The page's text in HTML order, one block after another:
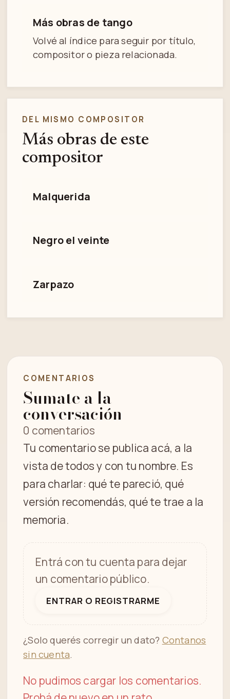
Más obras de tango
Volvé al índice para seguir por título,
compositor o pieza relacionada.
DEL MISMO COMPOSITOR
Más obras de este
compositor
Malquerida
Negro el veinte
Zarpazo
COMENTARIOS
Sumate a la
conversación
0 comentarios
Tu comentario se publica acá, a la
vista de todos y con tu nombre. Es
para charlar: qué te pareció, qué
versión recomendás, qué te trae a la
memoria.
Entrá con tu cuenta para dejar
un comentario público.
ENTRAR O REGISTRARME
¿Solo querés corregir un dato? Contanos
sin cuenta.
No pudimos cargar los comentarios.